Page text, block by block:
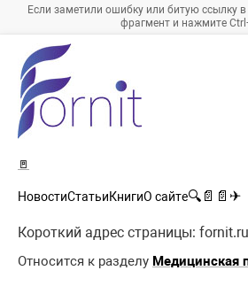
Если заметили ошибку или битую ссылку
фрагмент и нажмите
🚪
НовостиСтатьиКнигиО сайте🔍 📄 📄 ✈
Короткий адрес страницы:
Относится к разделу Медицинская